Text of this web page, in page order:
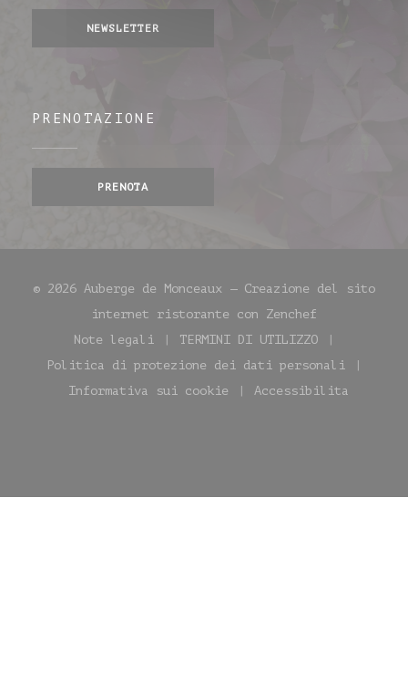
NEWSLETTER
PRENOTAZIONE
PRENOTA
© 2026 Auberge de Monceaux — Creazione del sito
internet ristorante con Zenchef
Note legali
((apre una nuova finestra))
TERMINI DI UTILIZZO
Politica di protezione dei dati personali
((apre una nuova finestra))
Informativa sui cookie
Accessibilita